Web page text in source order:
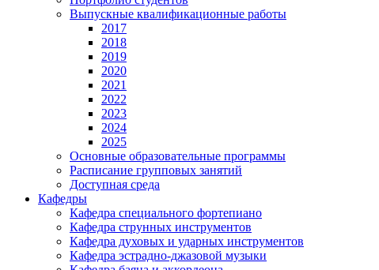
Выпускные квалификационные работы
2017
2018
2019
2020
2021
2022
2023
2024
2025
Основные образовательные программы
Расписание групповых занятий
Доступная среда
Кафедры
Кафедра специального фортепиано
Кафедра струнных инструментов
Кафедра духовых и ударных инструментов
Кафедра эстрадно-джазовой музыки